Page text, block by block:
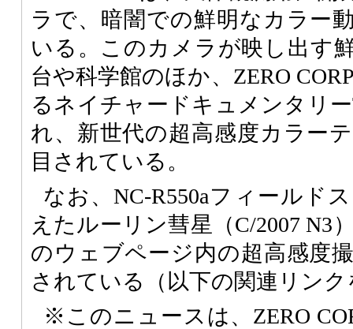
ラで、暗闇での鮮明なカラー
いる。このカメラが映し出す
台や科学館のほか、ZERO
るネイチャードキュメンタリ
れ、新世代の超高感度カラー
目されている。
なお、NC-R550aフィールド
えたルーリン彗星（C/2007 N3
のウェブページ内の超高感度
されている（以下の関連リン
※このニュースは、ZERO